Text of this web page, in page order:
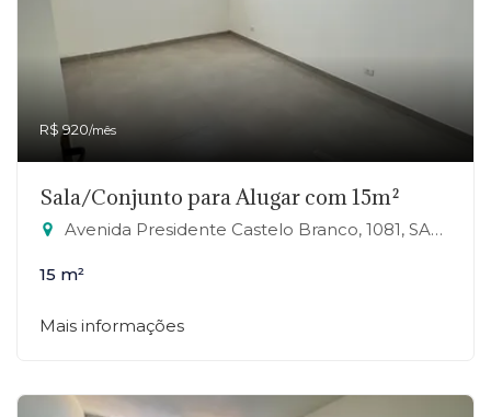
R$ 920/mês
Sala/Conjunto para Alugar com 15m²
Avenida Presidente Castelo Branco, 1081, SALA 18 - Jardim Zaira, Mauá-SP
15 m²
Mais informações